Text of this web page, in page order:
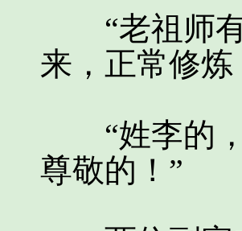
“老祖师有
来，正常修
“姓李的，
尊敬的！”